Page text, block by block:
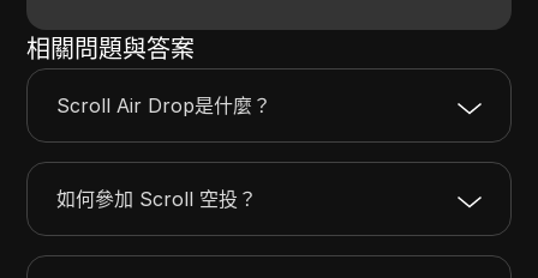
相關問題與答案
Scroll Air Drop是什麼？
如何參加 Scroll 空投？